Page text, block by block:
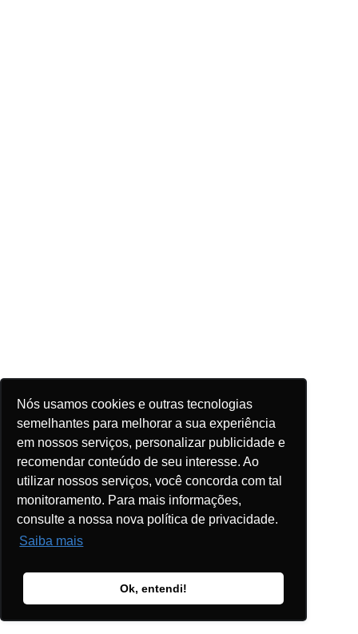
Nós usamos cookies e outras tecnologias
semelhantes para melhorar a sua experiência
em nossos serviços, personalizar publicidade e
recomendar conteúdo de seu interesse. Ao
utilizar nossos serviços, você concorda com tal
monitoramento. Para mais informações,
consulte a nossa nova política de privacidade.
Saiba mais
Ok, entendi!